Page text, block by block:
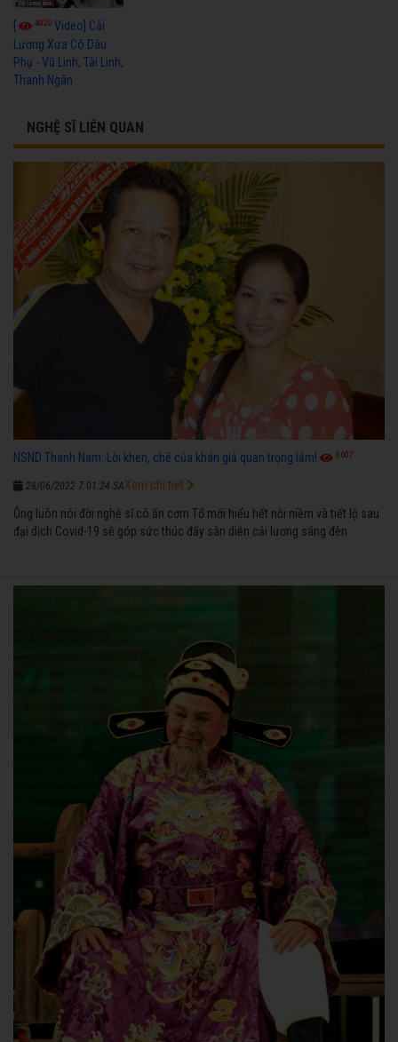
[ 4020 Video] Cải
Lương Xưa Cô Dâu
Phụ - Vũ Linh, Tài Linh,
Thanh Ngân
NGHỆ SĨ LIÊN QUAN
NSND Thanh Nam: Lời khen, chê của khán giả quan trọng lắm! 3607
28/06/2022 7:01:24 SA
Ông luôn nói đời nghệ sĩ có ăn cơm Tổ mới hiểu hết nỗi niềm và tiết lộ sau
đại dịch Covid-19 sẽ góp sức thúc đẩy sàn diễn cải lương sáng đèn
Xem chi tiết